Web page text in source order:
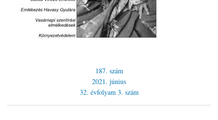
187. szám
2021. június
32. évfolyam 3. szám